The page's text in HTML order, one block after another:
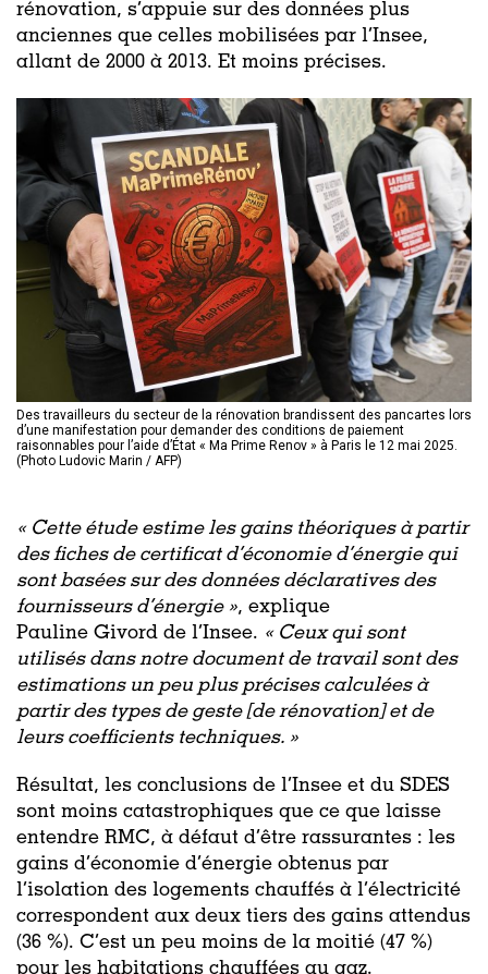
rénovation, s’appuie sur des données plus
anciennes que celles mobilisées par l’Insee,
allant de 2000 à 2013. Et moins précises.
Des travailleurs du secteur de la rénovation brandissent des pancartes lors
d’une manifestation pour demander des conditions de paiement
raisonnables pour l’aide d’État « Ma Prime Renov » à Paris le 12 mai 2025.
(Photo Ludovic Marin / AFP)
« Cette étude estime les gains théoriques à partir
des fiches de certificat d’économie d’énergie qui
sont basées sur des données déclaratives des
fournisseurs d’énergie », explique
Pauline Givord de l’Insee. « Ceux qui sont
utilisés dans notre document de travail sont des
estimations un peu plus précises calculées à
partir des types de geste [de rénovation] et de
leurs coefficients techniques. »
Résultat, les conclusions de l’Insee et du SDES
sont moins catastrophiques que ce que laisse
entendre RMC, à défaut d’être rassurantes : les
gains d’économie d’énergie obtenus par
l’isolation des logements chauffés à l’électricité
correspondent aux deux tiers des gains attendus
(36 %). C’est un peu moins de la moitié (47 %)
pour les habitations chauffées au gaz.